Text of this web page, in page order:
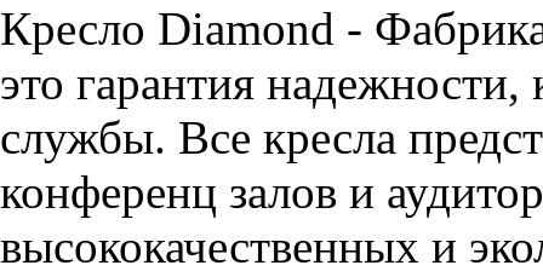
Кресло Diamond -
это гарантия надежности,
службы. Все кресла
конференц залов и
высококачественных и